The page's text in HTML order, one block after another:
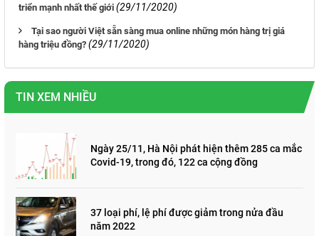
triển mạnh nhất thế giới (29/11/2020)
Tại sao người Việt sẵn sàng mua online những món hàng trị giá
hàng triệu đồng? (29/11/2020)
TIN XEM NHIỀU
Ngày 25/11, Hà Nội phát hiện thêm 285 ca mắc
Covid-19, trong đó, 122 ca cộng đồng
37 loại phí, lệ phí được giảm trong nửa đầu
năm 2022